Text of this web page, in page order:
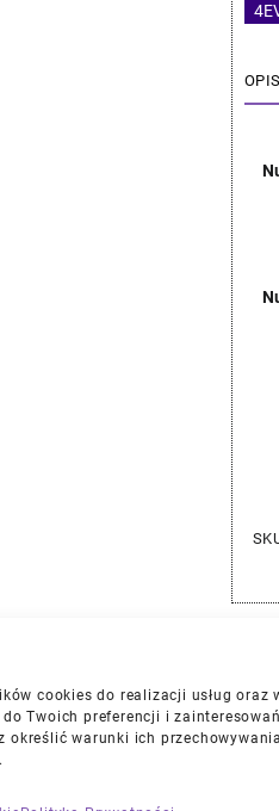
cookies do realizacji usług oraz
Twoich preferencji i
określić warunki ich
OPIS
Gwarancja i Zwroty